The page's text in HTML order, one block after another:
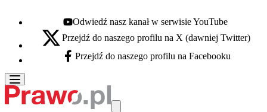
Youtube - otwiera się w nowej karcie
Odwiedź nasz kanał w serwisie YouTube
X - otwiera się w nowej karcie
Przejdź do naszego profilu na X (dawniej Twitter)
Facebook - otwiera się w nowej karcie
Przejdź do naszego profilu na Facebooku